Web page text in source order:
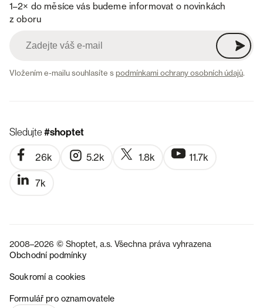
1–2× do měsíce vás budeme informovat o novinkách
z oboru
Vložením e-mailu souhlasíte spodmínkami ochrany osobních údajů.
Sledujte#shoptet
26k 5.2k 1.8k 11.7k
7k
2008–2026 © Shoptet, a.s. Všechna práva vyhrazena
Obchodní podmínky
Soukromí a cookies
Formulář pro oznamovatele